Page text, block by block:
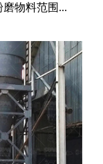
物料范围...